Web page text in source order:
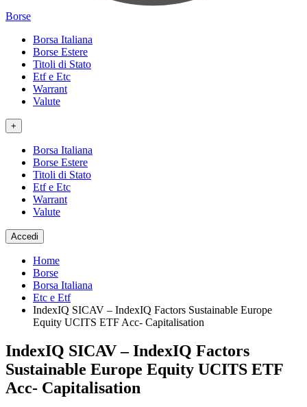
Borse
Borsa Italiana
Borse Estere
Titoli di Stato
Etf e Etc
Warrant
Valute
+
Borsa Italiana
Borse Estere
Titoli di Stato
Etf e Etc
Warrant
Valute
Accedi
Home
Borse
Borsa Italiana
Etc e Etf
IndexIQ SICAV – IndexIQ Factors Sustainable Europe
Equity UCITS ETF Acc- Capitalisation
IndexIQ SICAV – IndexIQ Factors
Sustainable Europe Equity UCITS ETF
Acc- Capitalisation